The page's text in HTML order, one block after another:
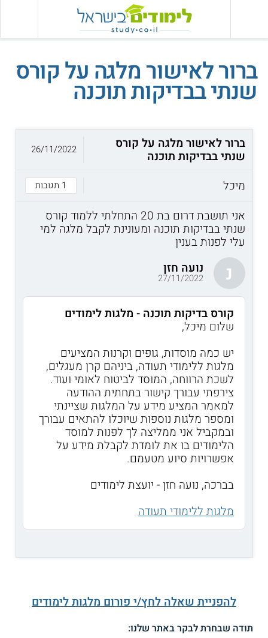
ברור לאישור מלגה על קורס
שנתי בבדיקות תוכנה
ברור לאישור מלגה על קורס
שנתי בבדיקות תוכנה
מיכל
1 תגובות
26/11/2022
אני תושבת דרום בת 20 התחלתי ללמוד קורס
שנתי בבדיקות תוכנה ומעונינת לקבל מלגה למי
עלי לפנות בענין
נ נועה חזן
27/11/2022
קורס בדיקות תוכנה - מלגות לימודים
שלום מיכל,
יש כמה מוסדות, גופים וקרנות המציעים
מלגות ללימודי תעודה, ביניהם קרן מעגלים,
לשכת הרווחה, המוסד לביטוח לאומי ועוד.
צירפתי עבורך קישור בתחתית ההודעה
למאמר המציע מידע על המלגות שציינתי
ומספר מלגות נוספות שיוכלו להתאים עבורך
ובמקביל אני ממליצה לך לפנות למוסד
הלימודים בו את לומדת לקבלת מידע על
אפשרויות סיוע מטעמם.
בברכה, נועה חזן - יועצת לימודים
מלגות ללימודי תעודה
להפניית שאלה לחץ/י פורום מלגות לימודים
תודה שבחרת לבקר באתר שלנו: